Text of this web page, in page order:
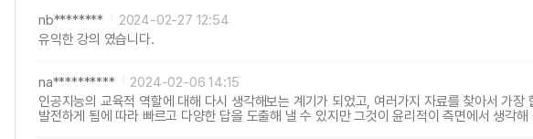
nb********
2024-02-27 12:54
유익한 강의 였습니다.
na**********
2024-02-06 14:15
인공지능의 교육적 역할에 대해 다시 생각해보는 계기가 되었고, 여러가지 자료를 찾아서 가
발전하게 됨에 따라 빠르고 다양한 답을 도출해 낼 수 있지만 그것이 윤리적이 측면에서 생각